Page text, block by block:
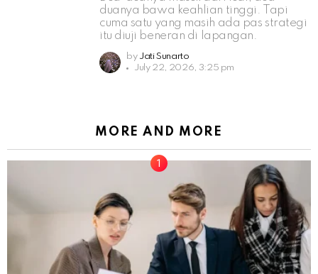
duanya bawa keahlian tinggi. Tapi
cuma satu yang masih ada pas strategi
itu diuji beneran di lapangan.
by Jati Sunarto
July 22, 2026, 3:25 pm
MORE AND MORE